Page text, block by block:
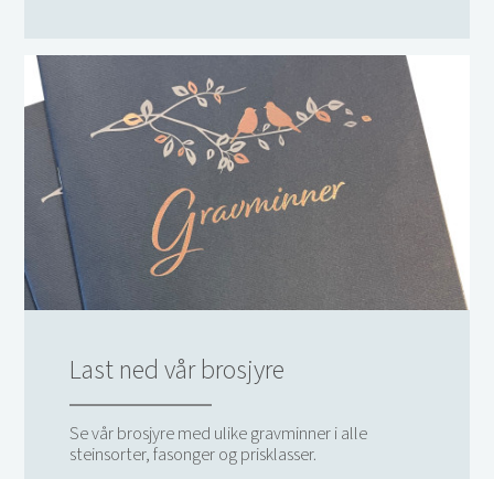
Last ned vår brosjyre
Se vår brosjyre med ulike gravminner i alle
steinsorter, fasonger og prisklasser.